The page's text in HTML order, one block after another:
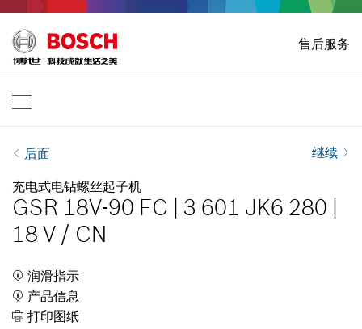
售后服务
Bosch Professional
联系我们
EN | English
后面 继续
充电式电钻螺丝起子机
GSR 18V-90 FC 3 601 JK6 280
18 V / CN
润滑指示
产品信息
打印图纸